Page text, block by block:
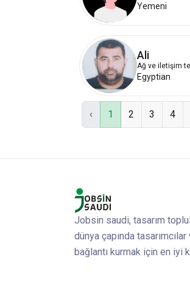
Yemeni
Ali
Ağ ve iletişim
Egyptian
‹ 1 2 3 4
Jobsin saudi, tasarım
dünya çapında
bağlantı kurmak için en iyi